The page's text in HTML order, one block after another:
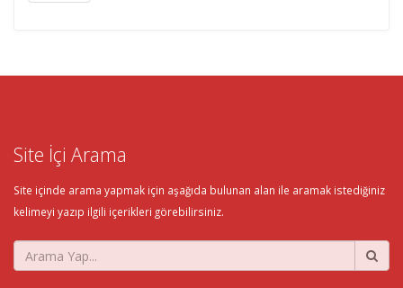
Site İçi Arama
Site içinde arama yapmak için aşağıda bulunan alan ile aramak istediğiniz
kelimeyi yazıp ilgili içerikleri görebilirsiniz.